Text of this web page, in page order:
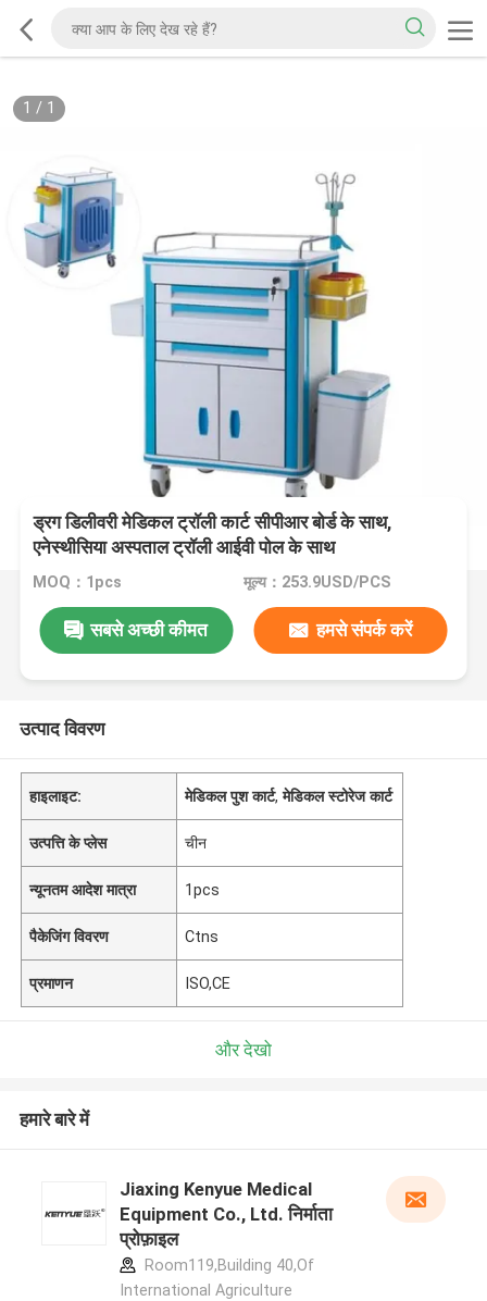
1 / 1
ड्रग डिलीवरी मेडिकल ट्रॉली कार्ट सीपीआर बोर्ड के साथ,
एनेस्थीसिया अस्पताल ट्रॉली आईवी पोल के साथ
MOQ：1pcs मूल्य：253.9USD/PCS
सबसे अच्छी कीमत हमसे संपर्क करें
उत्पाद विवरण
हाइलाइट: मेडिकल पुश कार्ट,मेडिकल स्टोरेज कार्ट
उत्पत्ति के प्लेस चीन
न्यूनतम आदेश मात्रा 1pcs
पैकेजिंग विवरण Ctns
प्रमाणन ISO,CE
और देखो
हमारे बारे में
Jiaxing Kenyue Medical
Equipment Co., Ltd. निर्माता
प्रोफ़ाइल
Room119,Building 40,Of
International Agriculture